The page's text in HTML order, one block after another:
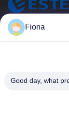
ESTEL
Casa.
Fiona
Good day, what